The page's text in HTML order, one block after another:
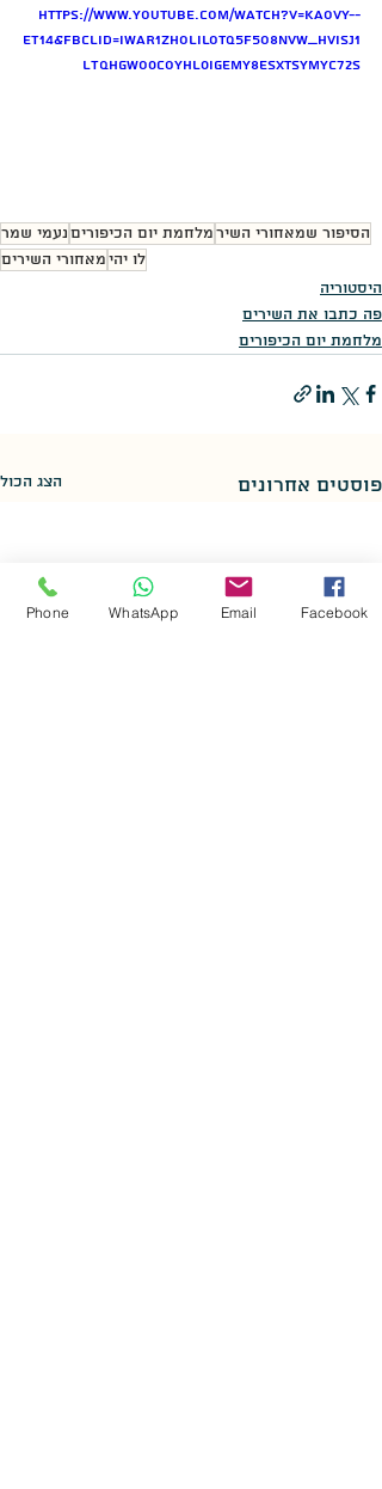
https://www.youtube.com/watch?v=KaovY--
ET14&fbclid=IwAR1ZHoliLOtq5F5O8NVW_hVisJ1
lTQhgWo0coyhl0igemY8ESxtsymyC72s
הסיפור שמאחורי השירמלחמת יום הכיפוריםנעמי שמר
לו יהימאחורי השירים
היסטוריה
פה כתבו את השירים
מלחמת יום הכיפורים
פוסטים אחרונים הצג הכול
Phone WhatsApp Email Facebook